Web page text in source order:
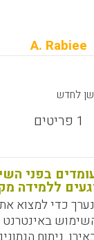
A. Rabiee
לחדש
1 פריטים
בפני
ללמידה
כדי למצוא